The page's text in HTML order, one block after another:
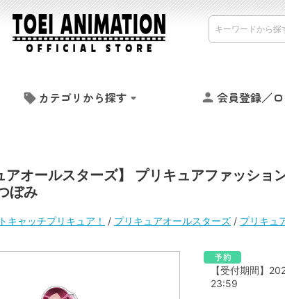
カテゴリから探す 会員登録／
アオールスターズ】 プリキュアファッショ
ぼみ
キャッチプリキュア！ / プリキュアオールスターズ / プリキュ
【受付期間】
23:59